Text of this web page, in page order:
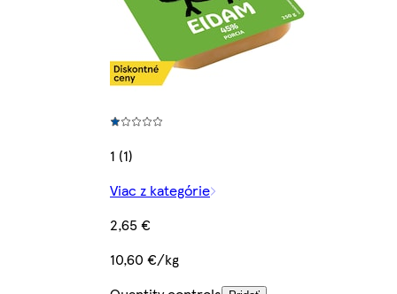
1 (1)
Viac z kategórie
2,65 €
10,60 €/kg